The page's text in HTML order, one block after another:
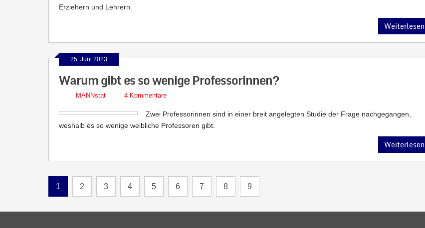
Erziehern und Lehrern.
Weiterlesen
25. Juni 2023
Warum gibt es so wenige Professorinnen?
MANNstat 4 Kommentare
Zwei Professorinnen sind in einer breit angelegten Studie der Frage nachgegangen,
weshalb es so wenige weibliche Professoren gibt.
Weiterlesen
1 2 3 4 5 6 7 8 9